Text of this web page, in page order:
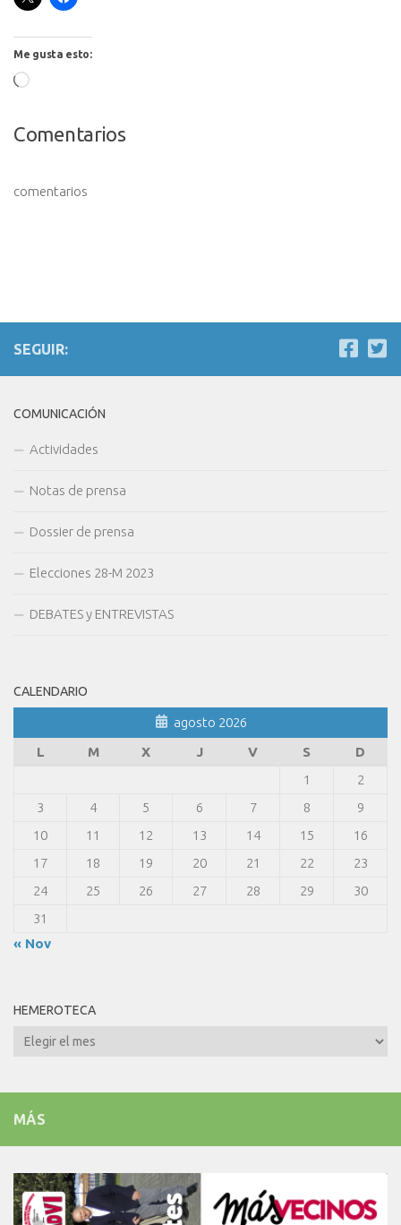
Me gusta esto:
Cargando...
Comentarios
comentarios
SEGUIR:
COMUNICACIÓN
Actividades
Notas de prensa
Dossier de prensa
Elecciones 28-M 2023
DEBATES y ENTREVISTAS
CALENDARIO
agosto 2026
L
M X J V S
D
1
2
3
4 5 6 7 8
9
10
11 12 13 14 15
16
17
18 19 20 21 22
23
24
25 26 27 28 29
30
31
« Nov
HEMEROTECA
Hemeroteca
MÁS